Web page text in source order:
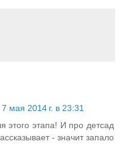
7 мая 2014 г. в 23:31
этапа! И про детсад
- значит запало